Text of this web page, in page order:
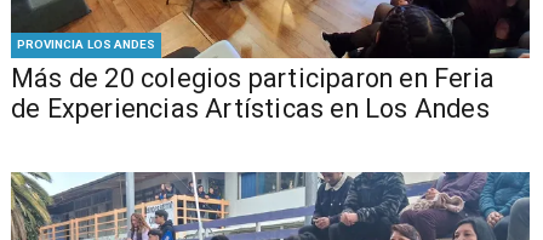
PROVINCIA LOS ANDES
Más de 20 colegios participaron en Feria
de Experiencias Artísticas en Los Andes